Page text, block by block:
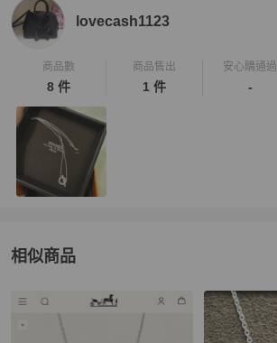
lovecash1123
商品數
8 件
商品售出
1 件
安心購通過
-
相似商品
推薦精品